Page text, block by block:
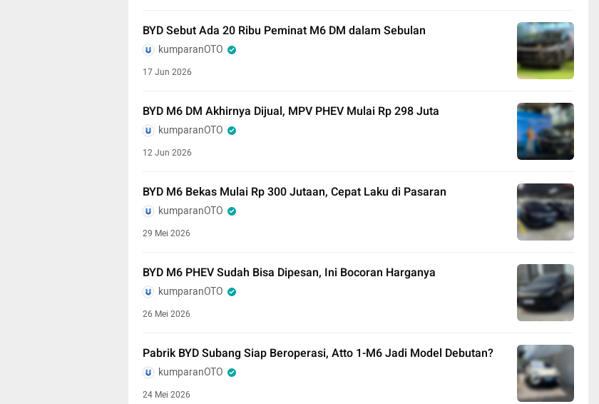
BYD Sebut Ada 20 Ribu Peminat M6 DM dalam Sebulan
kumparanOTO
17 Jun 2026
BYD M6 DM Akhirnya Dijual, MPV PHEV Mulai Rp 298 Juta
kumparanOTO
12 Jun 2026
BYD M6 Bekas Mulai Rp 300 Jutaan, Cepat Laku di Pasaran
kumparanOTO
29 Mei 2026
BYD M6 PHEV Sudah Bisa Dipesan, Ini Bocoran Harganya
kumparanOTO
26 Mei 2026
Pabrik BYD Subang Siap Beroperasi, Atto 1-M6 Jadi Model Debutan?
kumparanOTO
24 Mei 2026